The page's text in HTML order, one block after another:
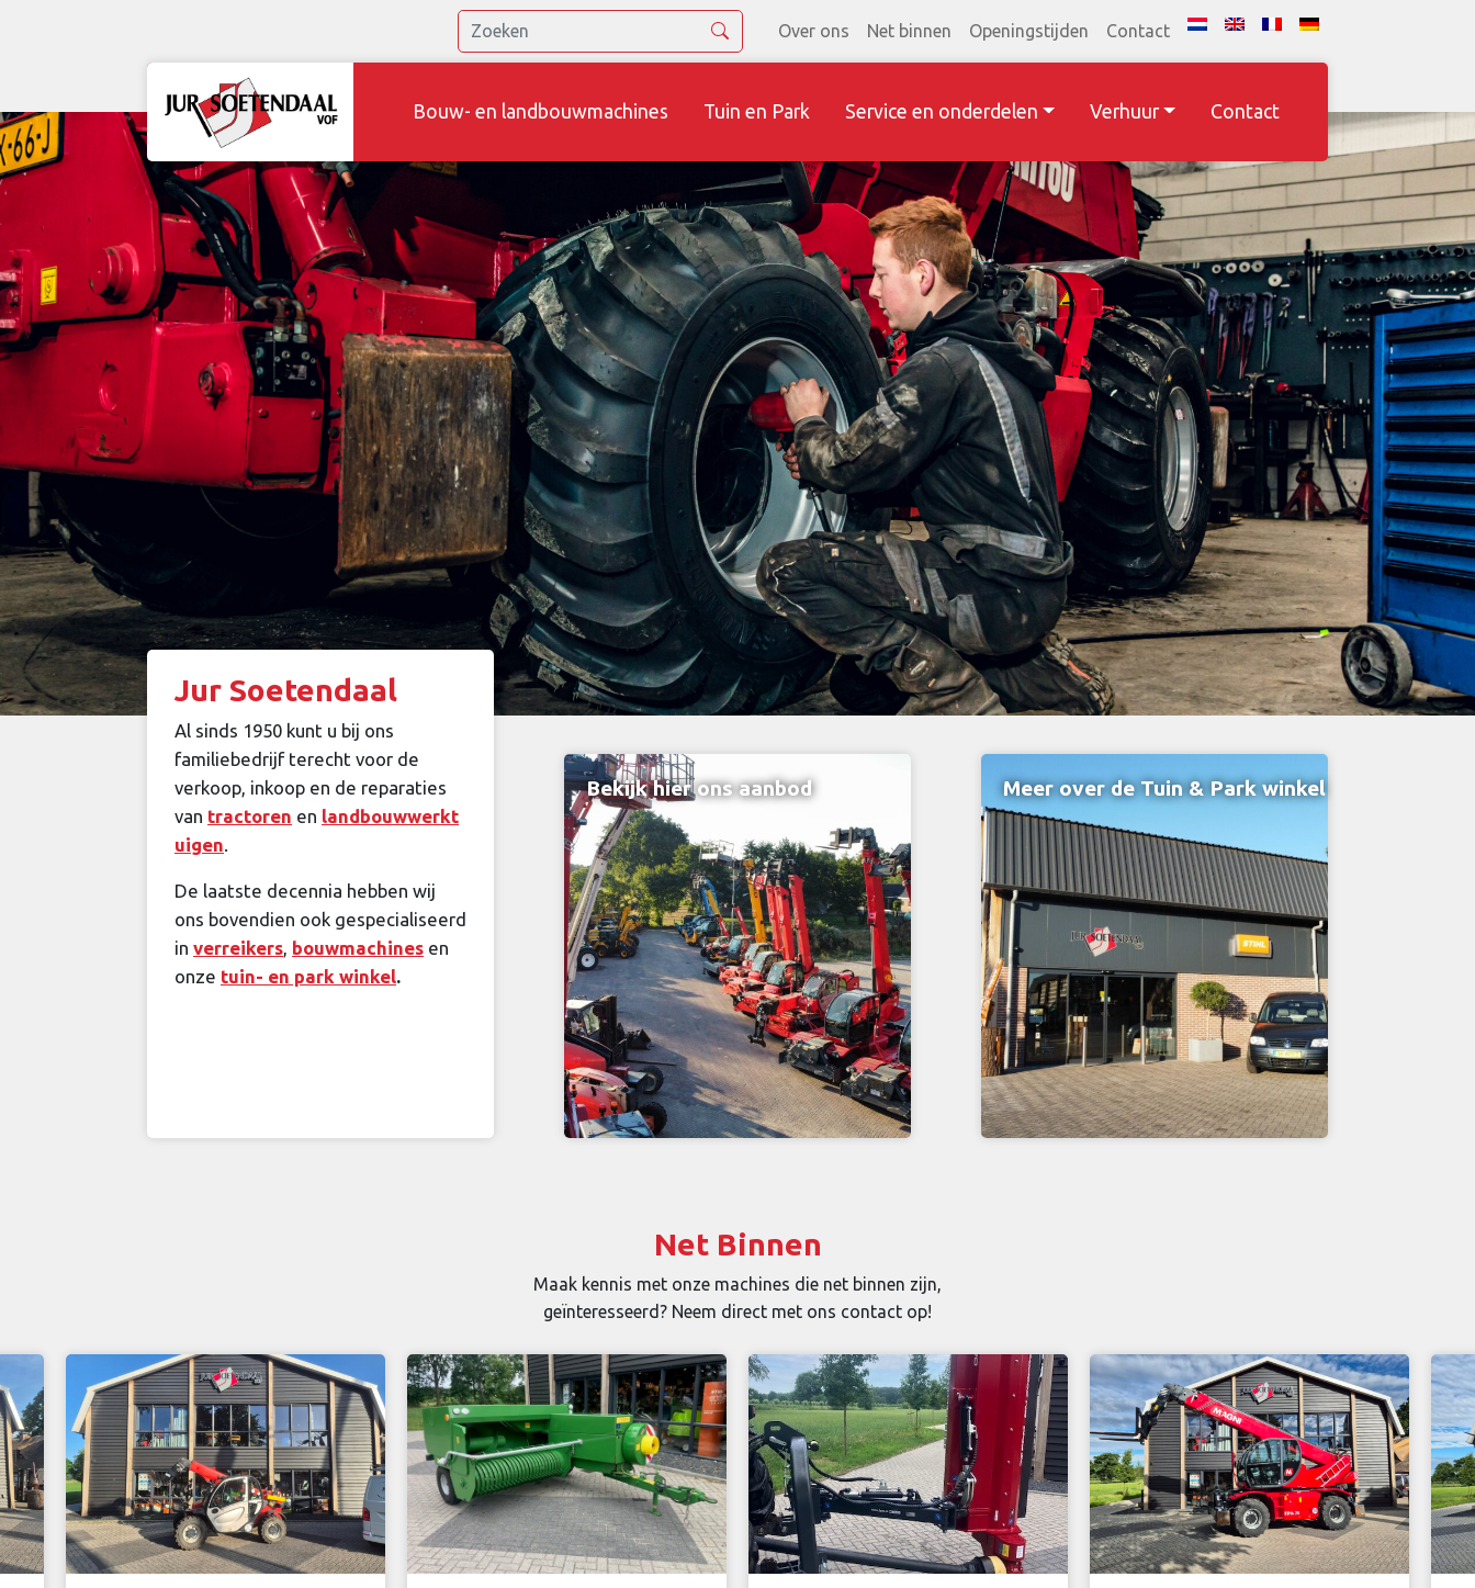
Over ons Net binnen Openingstijden Contact
Bouw- en landbouwmachines Tuin en Park Service en onderdelen Verhuur Contact
Jur Soetendaal
Al sinds 1950 kunt u bij ons
familiebedrijf terecht voor de
verkoop, inkoop en de reparaties
van tractoren en landbouwwerkt
uigen.
De laatste decennia hebben wij
ons bovendien ook gespecialiseerd
in verreikers, bouwmachines en
onze tuin- en park winkel.
Bekijk hier ons aanbod Meer over de Tuin & Park winkel
Net Binnen
Maak kennis met onze machines die net binnen zijn,
geïnteresseerd? Neem direct met ons contact op!